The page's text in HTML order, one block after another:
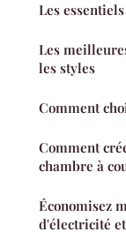
Les
Les
les styles
Comment
Comment
chambre à
Économisez
d'électricité